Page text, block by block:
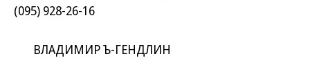
(095) 928-26-16
ВЛАДИМИР Ъ-ГЕНДЛИН